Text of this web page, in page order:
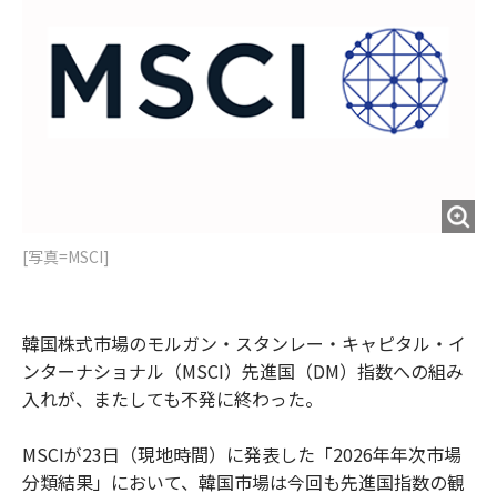
[写真=MSCI]
韓国株式市場のモルガン・スタンレー・キャピタル・イ
ンターナショナル（MSCI）先進国（DM）指数への組み
入れが、またしても不発に終わった。
MSCIが23日（現地時間）に発表した「2026年年次市場
分類結果」において、韓国市場は今回も先進国指数の観